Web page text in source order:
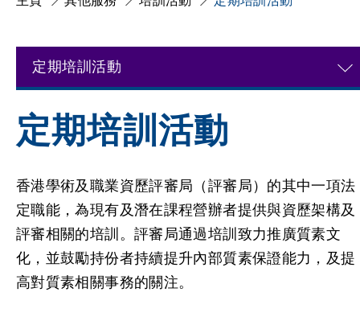
定期培訓活動
定期培訓活動
香港學術及職業資歷評審局（評審局）的其中一項法
定職能，為現有及潛在課程營辦者提供與資歷架構及
評審相關的培訓。評審局通過培訓致力推廣質素文
化，並鼓勵持份者持續提升內部質素保證能力，及提
高對質素相關事務的關注。